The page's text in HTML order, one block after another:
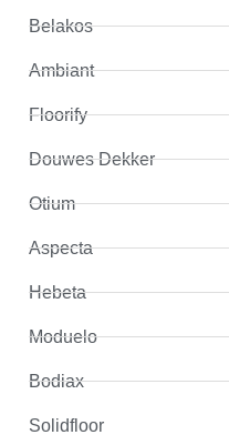
Belakos
Ambiant
Floorify
Douwes Dekker
Otium
Aspecta
Hebeta
Moduelo
Bodiax
Solidfloor